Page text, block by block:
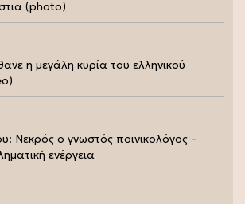
(photo)
η μεγάλη κυρία του ελληνικού
Νεκρός ο γνωστός ποινικολόγος –
ενέργεια